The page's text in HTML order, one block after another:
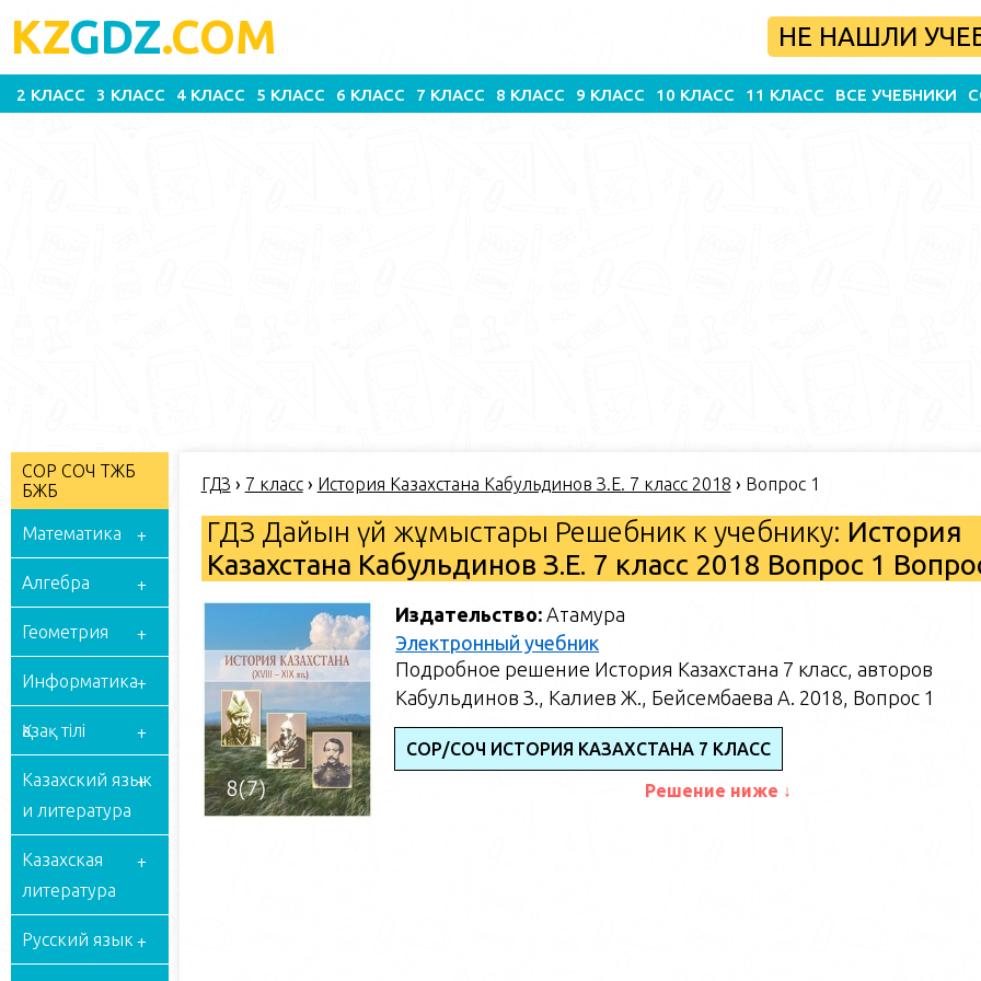
KZGDZ.COM НЕ НАШЛИ
2 КЛАСС 3 КЛАСС 4 КЛАСС 5 КЛАСС 6 КЛАСС 7 КЛАСС 8 КЛАСС 9 КЛАСС 10 КЛАСС 11 КЛАСС ВСЕ УЧЕБНИКИ
СОР СОЧ ТЖБ
БЖБ
Математика
Алгебра
Геометрия
Информатика
Қазақ тілі
Казахский язык
и литература
Казахская
литература
Русский язык
ГДЗ › 7 класс› История Казахстана Кабульдинов З.Е. 7 класс 2018 › Вопрос 1
ГДЗ Дайын үй жұмыстары Решебник к учебнику: История
Казахстана Кабульдинов З.Е. 7 класс 2018 Вопрос 1
Издательство:Атамура
Электронный учебник
Подробное решение История Казахстана 7 класс, авторов
Кабульдинов З., Калиев Ж., Бейсембаева А. 2018, Вопрос 1
СОР/СОЧ ИСТОРИЯ КАЗАХСТАНА 7 КЛАСС
Решение ниже ↓